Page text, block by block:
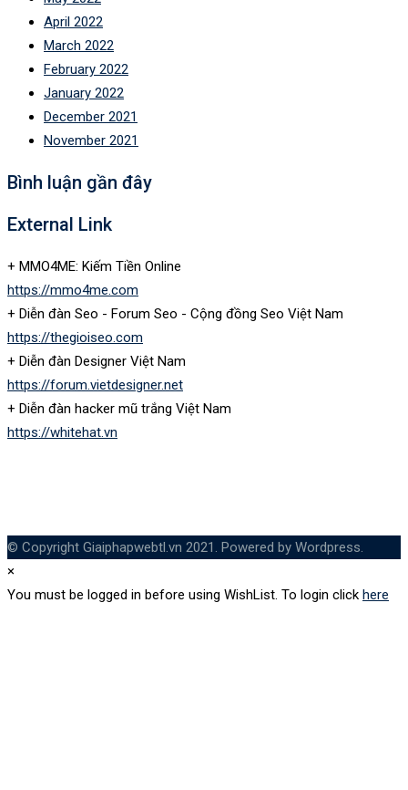
April 2022
March 2022
February 2022
January 2022
December 2021
November 2021
Bình luận gần đây
External Link
+ MMO4ME: Kiếm Tiền Online
https://mmo4me.com
+ Diễn đàn Seo - Forum Seo - Cộng đồng Seo Việt Nam
https://thegioiseo.com
+ Diễn đàn Designer Việt Nam
https://forum.vietdesigner.net
+ Diễn đàn hacker mũ trắng Việt Nam
https://whitehat.vn
© Copyright Giaiphapwebtl.vn 2021. Powered by Wordpress.
×
You must be logged in before using WishList. To login click here